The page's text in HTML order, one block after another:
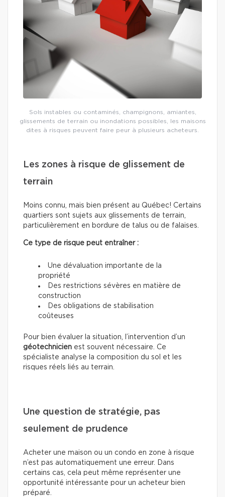
Sols instables ou contaminés, champignons, amiantes,
glissements de terrain ou inondations possibles, les maisons
dites à risques peuvent faire peur à plusieurs acheteurs.
Les zones à risque de glissement de
terrain
Moins connu, mais bien présent au Québec! Certains
quartiers sont sujets aux glissements de terrain,
particulièrement en bordure de talus ou de falaises.
Ce type de risque peut entraîner :
Une dévaluation importante de la
propriété
Des restrictions sévères en matière de
construction
Des obligations de stabilisation
coûteuses
Pour bien évaluer la situation, l’intervention d’un
géotechnicien est souvent nécessaire. Ce
spécialiste analyse la composition du sol et les
risques réels liés au terrain.
Une question de stratégie, pas
seulement de prudence
Acheter une maison ou un condo en zone à risque
n’est pas automatiquement une erreur. Dans
certains cas, cela peut même représenter une
opportunité intéressante pour un acheteur bien
préparé.